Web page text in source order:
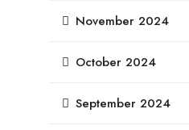
November 2024
October 2024
September 2024